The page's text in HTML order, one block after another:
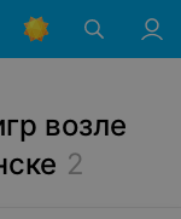
возле
2